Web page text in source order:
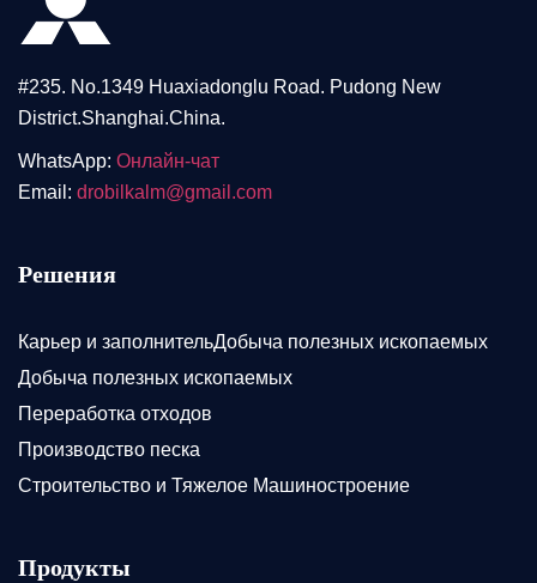
#235. No.1349 Huaxiadonglu Road. Pudong New
District.Shanghai.China.
WhatsApp: Онлайн-чат
Email: drobilkalm@gmail.com
Решения
Карьер и заполнительДобыча полезных ископаемых
Добыча полезных ископаемых
Переработка отходов
Производство песка
Строительство и Тяжелое Машиностроение
Продукты